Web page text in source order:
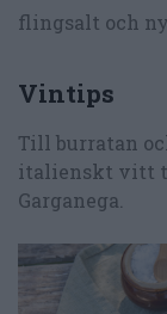
flingsalt och
Vintips
Till burratan
italienskt vitt
Garganega.